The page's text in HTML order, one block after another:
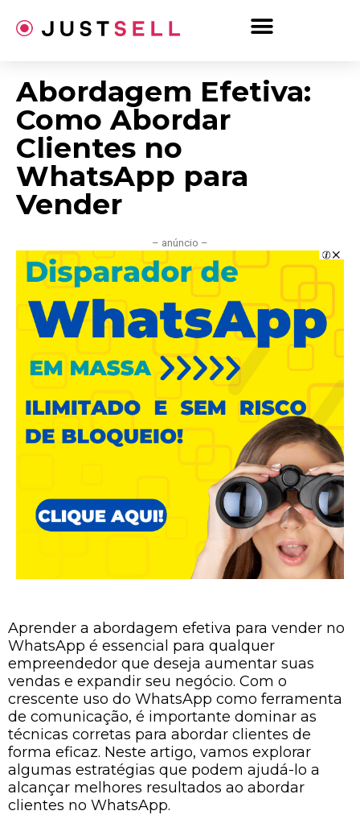
para
Abordagem Efetiva:
Como Abordar
Clientes no
WhatsApp para
Vender
– anúncio –
Aprender a abordagem efetiva para vender no
WhatsApp é essencial para qualquer
empreendedor que deseja aumentar suas
vendas e expandir seu negócio. Com o
crescente uso do WhatsApp como ferramenta
de comunicação, é importante dominar as
técnicas corretas para abordar clientes de
forma eficaz. Neste artigo, vamos explorar
algumas estratégias que podem ajudá-lo a
alcançar melhores resultados ao abordar
clientes no WhatsApp.